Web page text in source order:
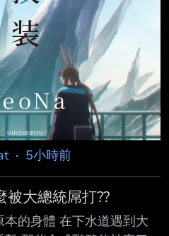
· 5小時前
被大總統屌打??
的身體 在下水道遇到大